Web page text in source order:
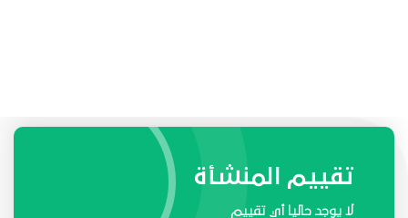
طلبات واحتياجات المنشأة
تقييم المنشأة
لا يوجد حاليا أي تقييم